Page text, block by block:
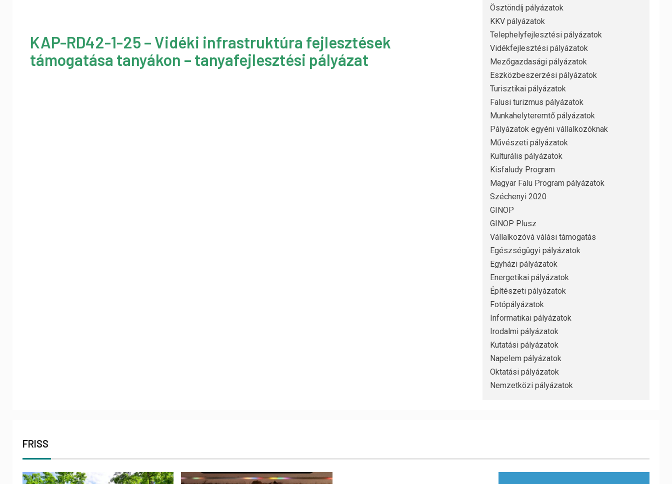
KAP-RD42-1-25 – Vidéki infrastruktúra fejlesztések
támogatása tanyákon – tanyafejlesztési pályázat
Ösztöndíj pályázatok
KKV pályázatok
Telephelyfejlesztési pályázatok
Vidékfejlesztési pályázatok
Mezőgazdasági pályázatok
Eszközbeszerzési pályázatok
Turisztikai pályázatok
Falusi turizmus pályázatok
Munkahelyteremtő pályázatok
Pályázatok egyéni vállalkozóknak
Művészeti pályázatok
Kulturális pályázatok
Kisfaludy Program
Magyar Falu Program pályázatok
Széchenyi 2020
GINOP
GINOP Plusz
Vállalkozóvá válási támogatás
Egészségügyi pályázatok
Egyházi pályázatok
Energetikai pályázatok
Építészeti pályázatok
Fotópályázatok
Informatikai pályázatok
Irodalmi pályázatok
Kutatási pályázatok
Napelem pályázatok
Oktatási pályázatok
Nemzetközi pályázatok
FRISS